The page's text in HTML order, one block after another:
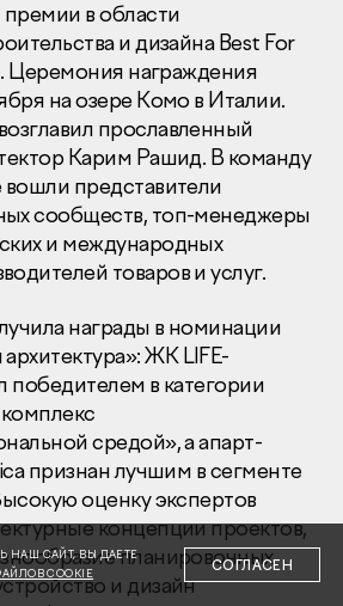
59
35
«Пионер»
в области
и дизайна Best For
Церемония награждения
на озере Комо в Италии.
прославленный
Карим Рашид. В команду
вошли представители
сообществ, топ-менеджеры
и международных
товаров и услуг.
награды в номинации
ЖК LIFE-
победителем в категории
средой», а апарт-
признан лучшим в сегменте
оценку экспертов
концепции проектов,
планировочных
и дизайн
НАШ САЙТ, ВЫ ДАЕТЕ
COOKIE
СОГЛАСЕН